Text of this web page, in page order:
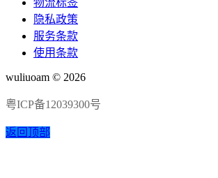
物流标签
隐私政策
服务条款
使用条款
wuliuoam © 2026
粤ICP备12039300号
返回顶部